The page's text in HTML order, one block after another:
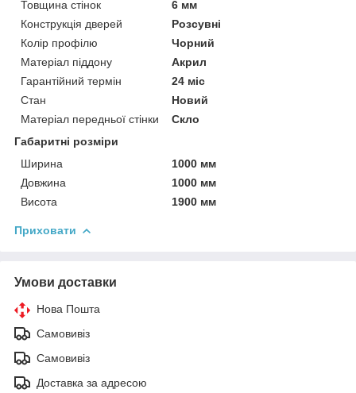
Товщина стінок
6 мм
Конструкція дверей
Розсувні
Колір профілю
Чорний
Матеріал піддону
Акрил
Гарантійний термін
24 міс
Стан
Новий
Матеріал передньої стінки
Скло
Габаритні розміри
Ширина
1000 мм
Довжина
1000 мм
Висота
1900 мм
Приховати
Умови доставки
Нова Пошта
Самовивіз
Самовивіз
Доставка за адресою